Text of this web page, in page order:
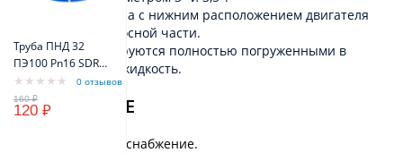
Труба ПНД 32
ПЭ100 Pn16 SDR11
(синий цвет)
VODOS Standart
0 отзывов
120 ₽
Конструкция насоса с нижним расположением двигателя
относительно насосной части.
Насосы эксплуатируются полностью погруженными в
перекачиваемую жидкость.
ПРИМЕНЕНИЕ
Бытовое водоснабжение.